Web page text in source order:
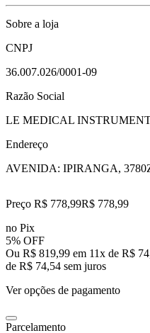
Sobre a loja
CNPJ
36.007.026/0001-09
Razão Social
LE MEDICAL
Endereço
AVENIDA: IPIRANGA, 3780
Preço R$ 778,99R$ 778,99
no Pix
5% OFF
Ou R$ 819,99 em 11x de R$
de R$ 74,54 sem juros
Ver opções de pagamento
Parcelamento